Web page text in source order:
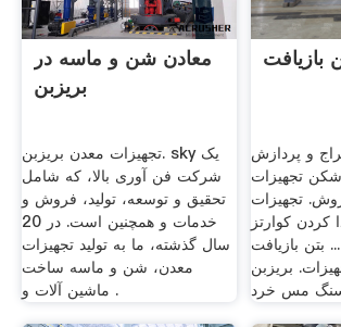
معادن شن و ماسه در
بریزبن
تجهیزات معدن بریزبن. sky یک
شرکت فن آوری بالا، که شامل
تحقیق و توسعه، تولید، فروش و
خدمات و همچنین است. در 20
سال گذشته، ما به تولید تجهیزات
معدن، شن و ماسه ساخت
ماشین آلات و .
بازیافت
و پردازش
تجهیزات
تجهیزات
کردن کوارتز
بازیافت
بریزبن